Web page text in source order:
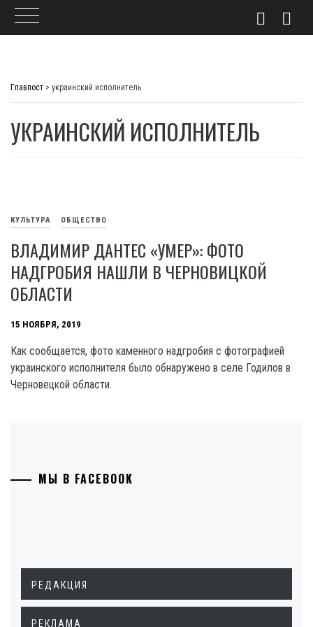
Главпост > украинский исполнитель
УКРАИНСКИЙ ИСПОЛНИТЕЛЬ
КУЛЬТУРА ОБЩЕСТВО
ВЛАДИМИР ДАНТЕС «УМЕР»: ФОТО
НАДГРОБИЯ НАШЛИ В ЧЕРНОВИЦКОЙ
ОБЛАСТИ
15 НОЯБРЯ, 2019
Как сообщается, фото каменного надгробия с фотографией
украинского исполнителя было обнаружено в селе Годилов в
Черновецкой области.
МЫ В FACEBOOK
РЕДАКЦИЯ
РЕКЛАМА